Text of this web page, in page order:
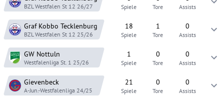
BZL Westfalen St 12 26/27 Spiele Tore Assists
Graf Kobbo Tecklenburg
BZL Westfalen St 12 25/26
18
Spiele
1
Tore
0
Assists
GW Nottuln
Westfalenliga St. 1 25/26
1
Spiele
0
Tore
0
Assists
Gievenbeck
A-Jun.-Westfalenliga 24/25
21
Spiele
0
Tore
0
Assists